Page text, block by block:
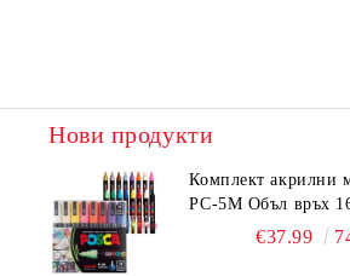
Нови продукти
Комплeкт акрилни
PC-5M Объл връх
€37.99